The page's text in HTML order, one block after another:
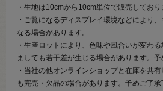
・生地は10cmから10cm単位で販売しており
・ご覧になるディスプレイ環境などにより
なる場合があります。
・生産ロットにより、色味や風合いが変わ
ましても若干差が生じる場合があります。予
・当社の他オンラインショップと在庫を共
も完売・欠品の場合があります。予めご了承